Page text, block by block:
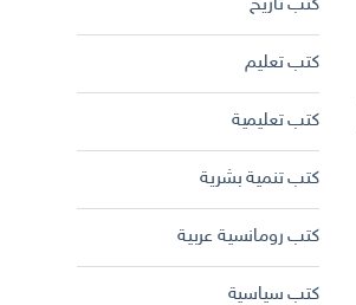
كتب تاريخ
كتب تعليم
كتب تعليمية
كتب تنمية بشرية
كتب رومانسية عربية
كتب سياسية